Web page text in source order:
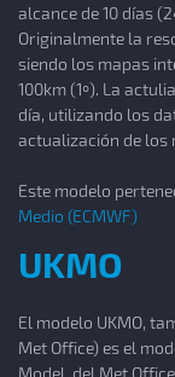
alcance de 10 días
Originalmente la
siendo los mapas
100km (1º). La
día, utilizando los
actualización de los
Este modelo
Medio (ECMWF)
UKMO
El modelo UKMO,
Met Office) es el
Model, del Met